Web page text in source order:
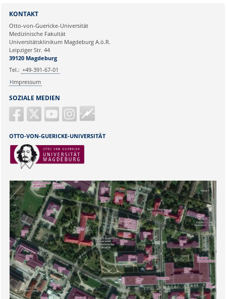
Ihre E-Mailadresse:
Ihr Anliegen:
Sicherheitsabfrage:
SOZIALE MEDIEN
Guericke
FM
OTTO-VON-GUERICKE-UNIVERSITÄT
KONTAKT
Otto-von-Guericke-Universität
Medizinische Fakultät
Universitätsklinikum Magdeburg A.ö.R.
Leipziger Str. 44
39120 Magdeburg
Tel.: +49-391-67-01
Impressum